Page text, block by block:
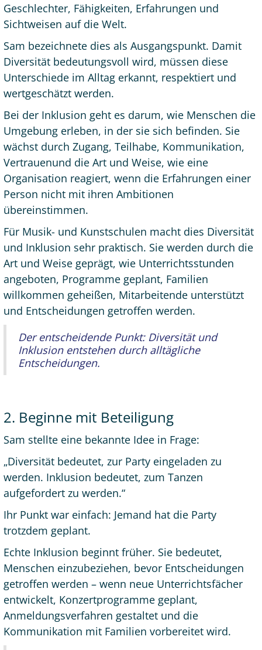
Geschlechter, Fähigkeiten, Erfahrungen und
Sichtweisen auf die Welt.
Sam bezeichnete dies als Ausgangspunkt. Damit
Diversität bedeutungsvoll wird, müssen diese
Unterschiede im Alltag erkannt, respektiert und
wertgeschätzt werden.
Bei der Inklusion geht es darum, wie Menschen die
Umgebung erleben, in der sie sich befinden. Sie
wächst durch Zugang, Teilhabe, Kommunikation,
Vertrauenund die Art und Weise, wie eine
Organisation reagiert, wenn die Erfahrungen einer
Person nicht mit ihren Ambitionen
übereinstimmen.
Für Musik- und Kunstschulen macht dies Diversität
und Inklusion sehr praktisch. Sie werden durch die
Art und Weise geprägt, wie Unterrichtsstunden
angeboten, Programme geplant, Familien
willkommen geheißen, Mitarbeitende unterstützt
und Entscheidungen getroffen werden.
Der entscheidende Punkt: Diversität und
Inklusion entstehen durch alltägliche
Entscheidungen.
2. Beginne mit Beteiligung
Sam stellte eine bekannte Idee in Frage:
„Diversität bedeutet, zur Party eingeladen zu
werden. Inklusion bedeutet, zum Tanzen
aufgefordert zu werden.“
Ihr Punkt war einfach: Jemand hat die Party
trotzdem geplant.
Echte Inklusion beginnt früher. Sie bedeutet,
Menschen einzubeziehen, bevor Entscheidungen
getroffen werden – wenn neue Unterrichtsfächer
entwickelt, Konzertprogramme geplant,
Anmeldungsverfahren gestaltet und die
Kommunikation mit Familien vorbereitet wird.